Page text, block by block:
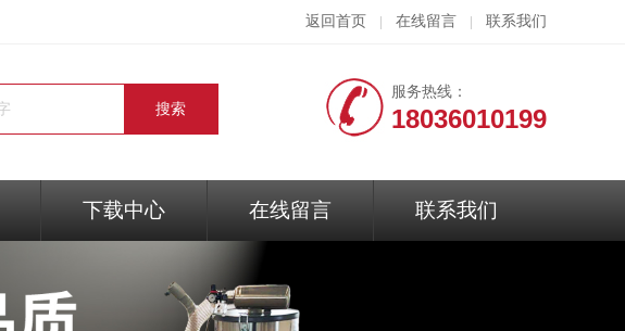
返回首页 在线留言 联系我们
服务热线：
18036010199
下载中心 在线留言 联系我们